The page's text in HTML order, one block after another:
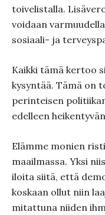
toivelistalla.
voidaan
sosiaali- ja
Kaikki tämä kertoo
kysyntää. Tämä on
perinteisen
edelleen
Elämme monien
maailmassa. Yksi
iloita siitä, että
koskaan ollut niin
mitattuna niiden